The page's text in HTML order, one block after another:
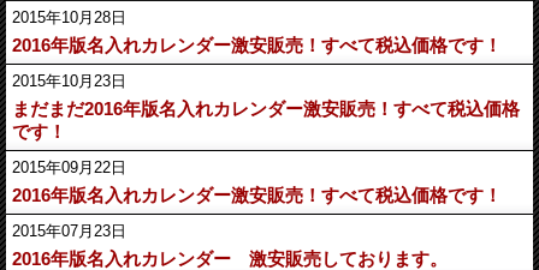
2015年10月28日
2016年版名入れカレンダー激安販売！すべて税込価格です！
2015年10月23日
まだまだ2016年版名入れカレンダー激安販売！すべて税込価格
です！
2015年09月22日
2016年版名入れカレンダー激安販売！すべて税込価格です！
2015年07月23日
2016年版名入れカレンダー 激安販売しております。